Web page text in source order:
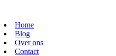
Home
Blog
Over ons
Contact